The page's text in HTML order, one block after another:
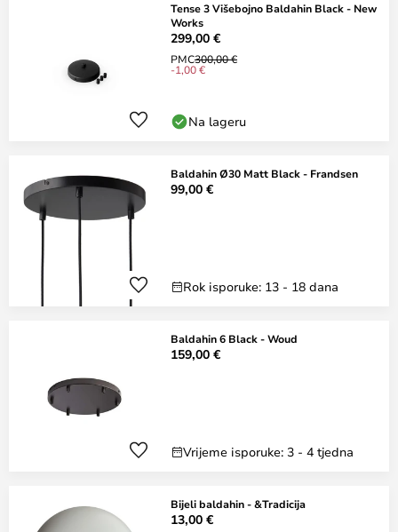
Tense 3 Višebojno Baldahin Black - New
Works
299,00 €
PMC300,00 €
-1,00 €
Na lageru
Baldahin Ø30 Matt Black - Frandsen
99,00 €
Rok isporuke: 13 - 18 dana
Baldahin 6 Black - Woud
159,00 €
Vrijeme isporuke: 3 - 4 tjedna
Bijeli baldahin - &Tradicija
13,00 €